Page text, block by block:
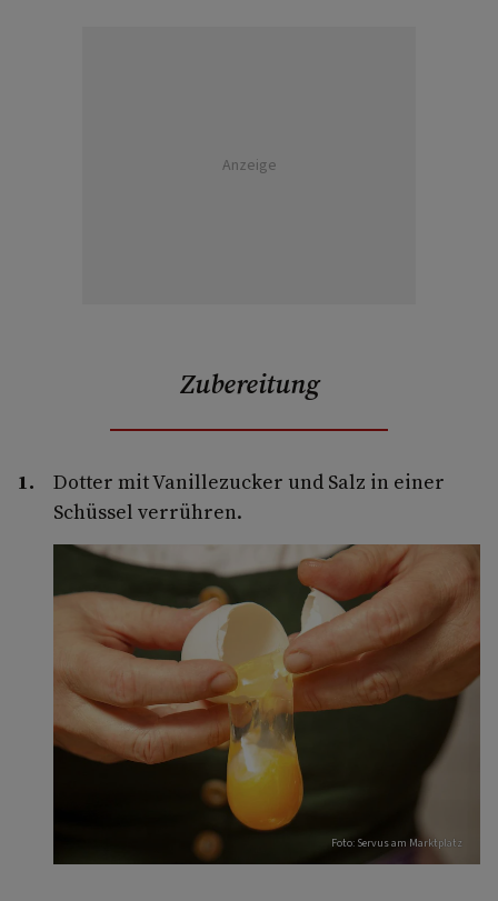
Anzeige
Zubereitung
Dotter mit Vanillezucker und Salz in einer
Schüssel verrühren.
Foto: Servus am Marktplatz